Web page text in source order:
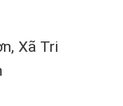
Xã Tri